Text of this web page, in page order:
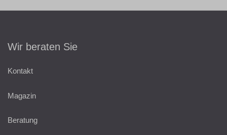
Wir beraten Sie
Kontakt
Magazin
Beratung